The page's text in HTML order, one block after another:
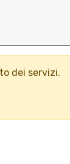
dei servizi.